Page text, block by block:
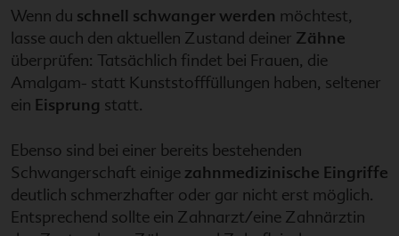
Wenn du schnell schwanger werden möchtest,
lasse auch den aktuellen Zustand deiner Zähne
überprüfen: Tatsächlich findet bei Frauen, die
Amalgam- statt Kunststofffüllungen haben, seltener
ein Eisprung statt.
Ebenso sind bei einer bereits bestehenden
Schwangerschaft einige zahnmedizinische Eingriffe
deutlich schmerzhafter oder gar nicht erst möglich.
Entsprechend sollte ein Zahnarzt/eine Zahnärztin